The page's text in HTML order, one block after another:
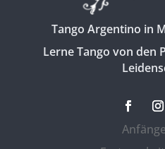
Tango Argentino in
Lerne Tango von den